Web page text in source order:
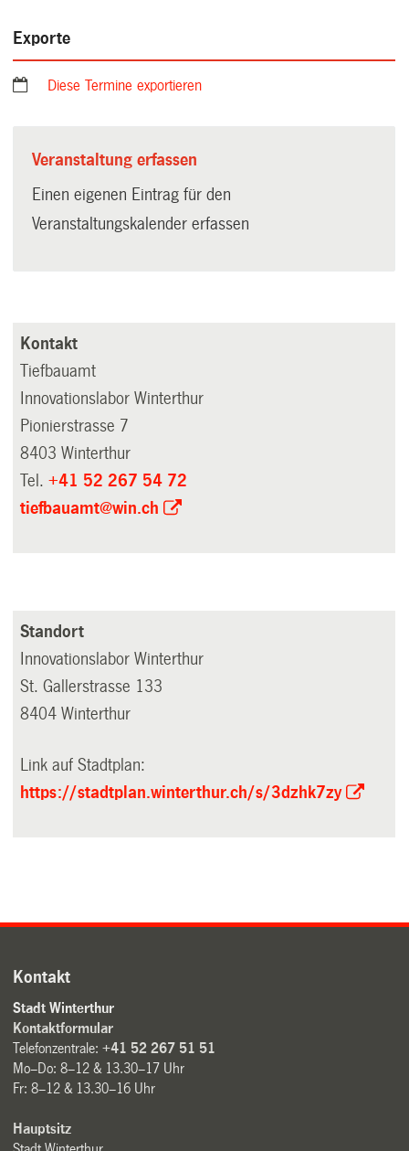
Kontakt
Tiefbauamt
Innovationslabor Winterthur
Pionierstrasse 7
8403 Winterthur
Tel.+41 52 267 54 72
tiefbauamt@win.ch
Standort
Innovationslabor Winterthur
St. Gallerstrasse 133
8404 Winterthur
Link auf Stadtplan:
https://stadtplan.winterthur.ch/s/3dzhk7zy
Kontakt
Stadt Winterthur
Kontaktformular
Telefonzentrale:+41 52 267 51 51
Mo–Do: 8–12 & 13.30–17 Uhr
Fr: 8–12 & 13.30–16 Uhr
Hauptsitz